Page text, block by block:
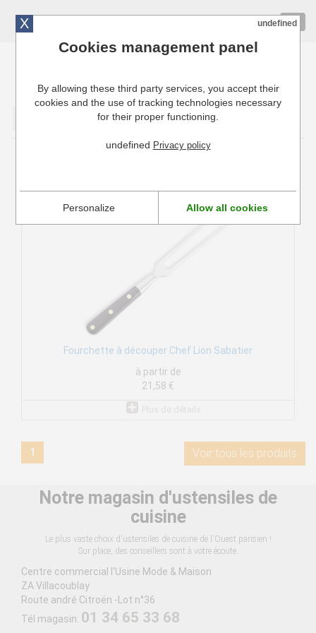
Cuisinresto: Ustensiles de cuisine pour professionnels
Fourchette à découper Chef Lion Sabatier
à partir de
21,58 €
1 Voir tous les produits
Notre magasin d'ustensiles de
cuisine
Le plus vaste choix d'ustensiles de cuisine de l'Ouest parisien !
Sur place, des conseillers sont à votre écoute.
Centre commercial l'Usine Mode & Maison
ZA Villacoublay
Route andré Citroën -Lot n°36
Tél magasin: 01 34 65 33 68
X undefined
Cookies management panel
By allowing these third party services, you accept their
cookies and the use of tracking technologies necessary
for their proper functioning.
undefined Privacy policy
Personalize Allow all cookies